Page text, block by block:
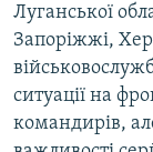
Луганської
Запоріжжі,
ситуації на
командирів,